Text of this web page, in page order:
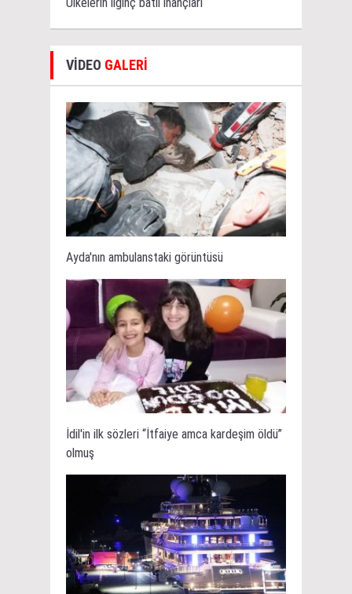
Ülkelerin ilginç batıl inançları
VİDEO GALERİ
Ayda'nın ambulanstaki görüntüsü
İdil'in ilk sözleri “İtfaiye amca kardeşim öldü”
olmuş